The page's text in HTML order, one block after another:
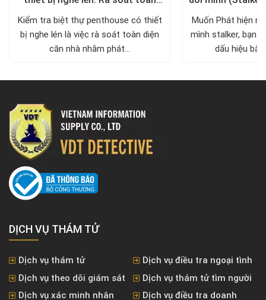
diện, trả lại không gian riêng tư
Kiểm tra biệt thự penthouse có thiết
bị nghe lén là việc rà soát toàn diện
căn nhà nhằm phát...
Muốn Phát hiện
mình stalker, bạn
dấu hiệu bất
DỊCH VỤ THÁM TỬ
Dịch vụ thám tử
Dịch vụ điều tra ngoại tình
Dịch vụ theo dõi giám sát
Dịch vụ thám tử tìm người
Dịch vụ xác minh nhân
Dịch vụ điều tra doanh